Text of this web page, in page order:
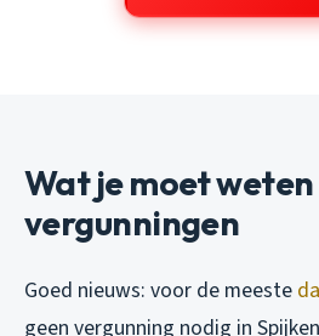
Wat je moet
vergunningen
Goed nieuws: voor de meeste
geen vergunning nodig in